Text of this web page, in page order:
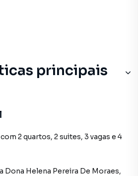
principais
2 quartos, 2 suites, 3 vagas e 4
Dona Helena Pereira De Moraes,